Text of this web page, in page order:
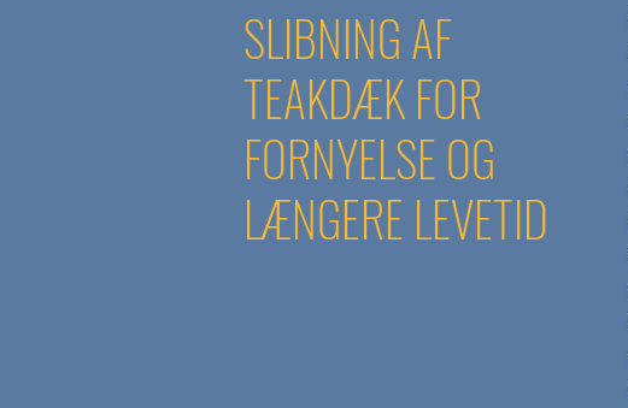
SLIBNING AF
TEAKDÆK FOR
FORNYELSE OG
LÆNGERE LEVETID